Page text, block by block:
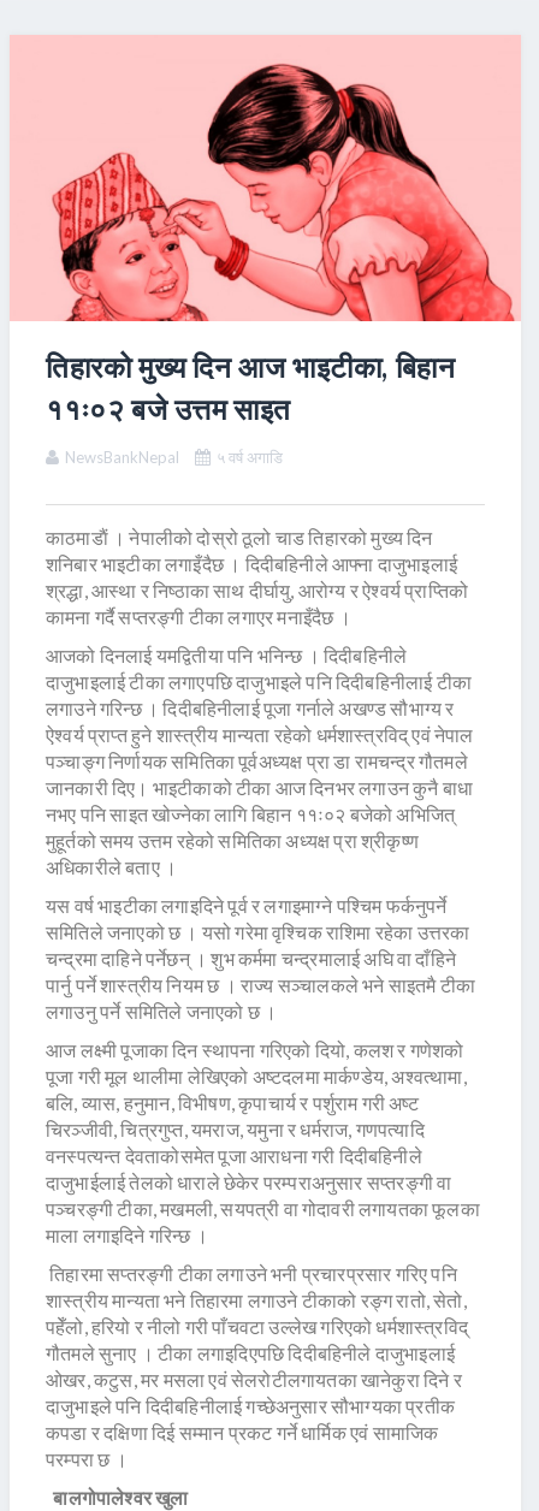
तिहारको मुख्य दिन आज भाइटीका, बिहान
११ः०२ बजे उत्तम साइत
NewsBankNepal ५ वर्ष अगाडि
काठमाडाैं । नेपालीको दोस्रो ठूलो चाड तिहारको मुख्य दिन
शनिबार भाइटीका लगाइँदैछ । दिदीबहिनीले आफ्ना दाजुभाइलाई
श्रद्धा, आस्था र निष्ठाका साथ दीर्घायु, आरोग्य र ऐश्वर्य प्राप्तिको
कामना गर्दै सप्तरङ्गी टीका लगाएर मनाइँदैछ ।
आजको दिनलाई यमद्वितीया पनि भनिन्छ । दिदीबहिनीले
दाजुभाइलाई टीका लगाएपछि दाजुभाइले पनि दिदीबहिनीलाई टीका
लगाउने गरिन्छ । दिदीबहिनीलाई पूजा गर्नाले अखण्ड सौभाग्य र
ऐश्वर्य प्राप्त हुने शास्त्रीय मान्यता रहेको धर्मशास्त्रविद् एवं नेपाल
पञ्चाङ्ग निर्णायक समितिका पूर्वअध्यक्ष प्रा डा रामचन्द्र गौतमले
जानकारी दिए। भाइटीकाको टीका आज दिनभर लगाउन कुनै बाधा
नभए पनि साइत खोज्नेका लागि बिहान ११ः०२ बजेको अभिजित्
मुहूर्तको समय उत्तम रहेको समितिका अध्यक्ष प्रा श्रीकृष्ण
अधिकारीले बताए ।
यस वर्ष भाइटीका लगाइदिने पूर्व र लगाइमाग्ने पश्चिम फर्कनुपर्ने
समितिले जनाएको छ । यसो गरेमा वृश्चिक राशिमा रहेका उत्तरका
चन्द्रमा दाहिने पर्नेछन् । शुभ कर्ममा चन्द्रमालाई अघि वा दाँहिने
पार्नु पर्ने शास्त्रीय नियम छ । राज्य सञ्चालकले भने साइतमै टीका
लगाउनु पर्ने समितिले जनाएको छ ।
आज लक्ष्मी पूजाका दिन स्थापना गरिएको दियो, कलश र गणेशको
पूजा गरी मूल थालीमा लेखिएको अष्टदलमा मार्कण्डेय, अश्वत्थामा,
बलि, व्यास, हनुमान, विभीषण, कृपाचार्य र पर्शुराम गरी अष्ट
चिरञ्जीवी, चित्रगुप्त, यमराज, यमुना र धर्मराज, गणपत्यादि
वनस्पत्यन्त देवताकोसमेत पूजा आराधना गरी दिदीबहिनीले
दाजुभाईलाई तेलको धाराले छेकेर परम्पराअनुसार सप्तरङ्गी वा
पञ्चरङ्गी टीका, मखमली, सयपत्री वा गोदावरी लगायतका फूलका
माला लगाइदिने गरिन्छ ।
तिहारमा सप्तरङ्गी टीका लगाउने भनी प्रचारप्रसार गरिए पनि
शास्त्रीय मान्यता भने तिहारमा लगाउने टीकाको रङ्ग रातो, सेतो,
पहेँलो, हरियो र नीलो गरी पाँचवटा उल्लेख गरिएको धर्मशास्त्रविद्
गौतमले सुनाए । टीका लगाइदिएपछि दिदीबहिनीले दाजुभाइलाई
ओखर, कटुस, मर मसला एवं सेलरोटीलगायतका खानेकुरा दिने र
दाजुभाइले पनि दिदीबहिनीलाई गच्छेअनुसार सौभाग्यका प्रतीक
कपडा र दक्षिणा दिई सम्मान प्रकट गर्ने धार्मिक एवं सामाजिक
परम्परा छ ।
बालगोपालेश्वर खुला